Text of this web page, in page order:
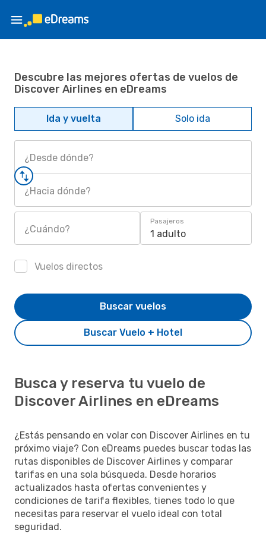
Descubre las mejores ofertas de vuelos de
Discover Airlines en eDreams
Ida y vuelta Solo ida
¿Desde dónde?
¿Hacia dónde?
¿Cuándo?
Pasajeros
1 adulto
Vuelos directos
Buscar Vuelo + Hotel
Buscar vuelos
Busca y reserva tu vuelo de
Discover Airlines en eDreams
¿Estás pensando en volar con Discover Airlines en tu
próximo viaje? Con eDreams puedes buscar todas las
rutas disponibles de Discover Airlines y comparar
tarifas en una sola búsqueda. Desde horarios
actualizados hasta ofertas convenientes y
condiciones de tarifa flexibles, tienes todo lo que
necesitas para reservar el vuelo ideal con total
seguridad.